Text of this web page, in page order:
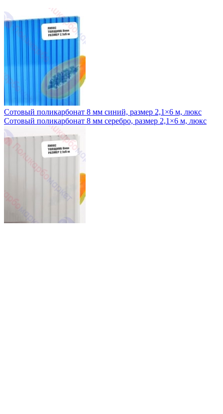
Сотовый поликарбонат 8 мм синий, размер 2,1×6 м, люкс
Сотовый поликарбонат 8 мм серебро, размер 2,1×6 м, люкс